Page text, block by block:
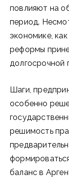
повлияют на
период.
экономике,
реформы
долгосрочной
Шаги,
особенно
решимость
баланс в